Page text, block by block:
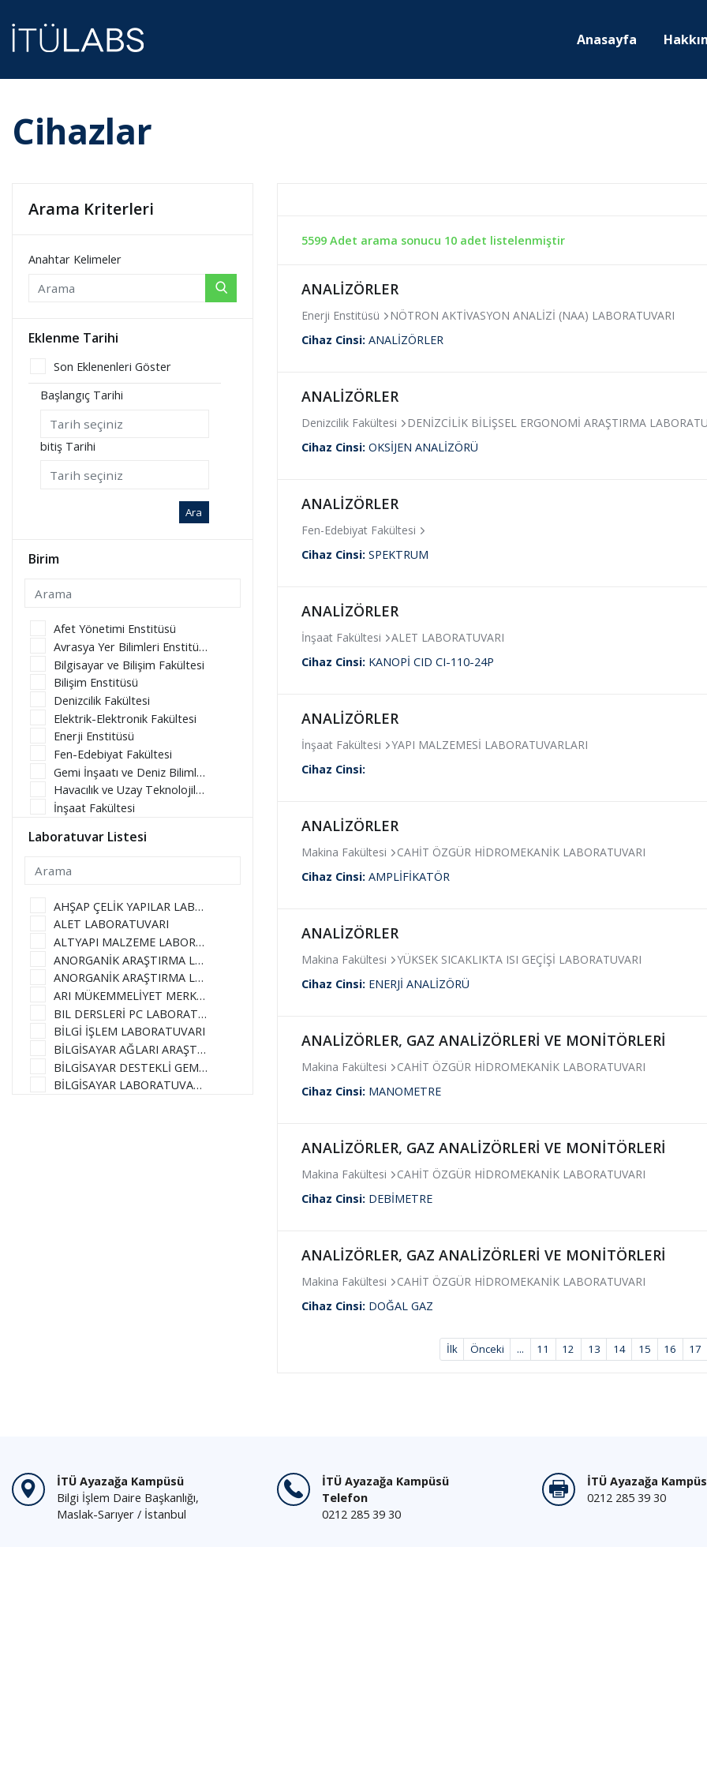
Anasayfa
Cihazlar
Arama Kriterleri
Anahtar Kelimeler
Eklenme Tarihi
Son Eklenenleri Göster
Başlangıç Tarihi
bitiş Tarihi
Ara
Birim
Afet Yönetimi Enstitüsü
Avrasya Yer Bilimleri Enstitüsü
Bilgisayar ve Bilişim Fakültesi
Bilişim Enstitüsü
Denizcilik Fakültesi
Elektrik-Elektronik Fakültesi
Enerji Enstitüsü
Fen-Edebiyat Fakültesi
Gemi İnşaatı ve Deniz Bilimleri Fakültesi
Havacılık ve Uzay Teknolojileri Uygulama ve Araştırma Merkezi
İnşaat Fakültesi
Kimya-Metalurji Fakültesi
Makina Fakültesi
Mimarlık Fakültesi
Tekstil Teknolojileri ve Tasarımı Fakültesi
Laboratuvar Listesi
AHŞAP ÇELİK YAPILAR LABORATUVARI
ALET LABORATUVARI
ALTYAPI MALZEME LABORATUVARI
ANORGANİK ARAŞTIRMA LABORATUVARI - MAMARG (L2 214)
ANORGANİK ARAŞTIRMA LABORATUVARI - MAMARG (L2 216)
ARI MÜKEMMELİYET MERKEZİ
BIL DERSLERİ PC LABORATUVARI
BİLGİ İŞLEM LABORATUVARI
BİLGİSAYAR AĞLARI ARAŞTIRMA LABORATUVARI (BAAL)
BİLGİSAYAR DESTEKLİ GEMİ DİZAYN LABORATUVARI
BİLGİSAYAR LABORATUVARI (L200)
HIZLI PROTOTİPLEME VE METAL İŞLEME LABORATUARI
5599 Adet arama sonucu 10 adet listelenmiştir
ANALİZÖRLER
Enerji Enstitüsü
NÖTRON AKTİVASYON ANALİZİ (NAA) LABORATUVARI
Cihaz Cinsi: ANALİZÖRLER
ANALİZÖRLER
Denizcilik Fakültesi
DENİZCİLİK BİLİŞSEL ERGONOMİ ARAŞTIRMA
Cihaz Cinsi: OKSİJEN ANALİZÖRÜ
ANALİZÖRLER
Fen-Edebiyat Fakültesi
Cihaz Cinsi: SPEKTRUM
ANALİZÖRLER
İnşaat Fakültesi
ALET LABORATUVARI
Cihaz Cinsi: KANOPİ CID CI-110-24P
ANALİZÖRLER
İnşaat Fakültesi
YAPI MALZEMESİ LABORATUVARLARI
Cihaz Cinsi:
ANALİZÖRLER
Makina Fakültesi
CAHİT ÖZGÜR HİDROMEKANİK LABORATUVARI
Cihaz Cinsi: AMPLİFİKATÖR
ANALİZÖRLER
Makina Fakültesi
YÜKSEK SICAKLIKTA ISI GEÇİŞİ LABORATUVARI
Cihaz Cinsi: ENERJİ ANALİZÖRÜ
ANALİZÖRLER, GAZ ANALİZÖRLERİ VE MONİTÖRLERİ
Makina Fakültesi
CAHİT ÖZGÜR HİDROMEKANİK LABORATUVARI
Cihaz Cinsi: MANOMETRE
ANALİZÖRLER, GAZ ANALİZÖRLERİ VE MONİTÖRLERİ
Makina Fakültesi
CAHİT ÖZGÜR HİDROMEKANİK LABORATUVARI
Cihaz Cinsi: DEBİMETRE
ANALİZÖRLER, GAZ ANALİZÖRLERİ VE MONİTÖRLERİ
Makina Fakültesi
CAHİT ÖZGÜR HİDROMEKANİK LABORATUVARI
Cihaz Cinsi: DOĞAL GAZ
İlk Önceki ... 11 12 13 14 15 16 17
İTÜ Ayazağa Kampüsü
Bilgi İşlem Daire Başkanlığı,
Maslak-Sarıyer / İstanbul
İTÜ Ayazağa Kampüsü
Telefon
0212 285 39 30
İTÜ Ayazağa
0212 285 39 30